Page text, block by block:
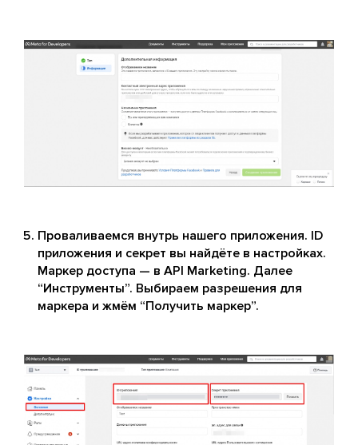
Проваливаемся внутрь нашего приложения. ID
приложения и секрет вы найдёте в настройках.
Маркер доступа — в API Marketing. Далее
“Инструменты”. Выбираем разрешения для
маркера и жмём “Получить маркер”.